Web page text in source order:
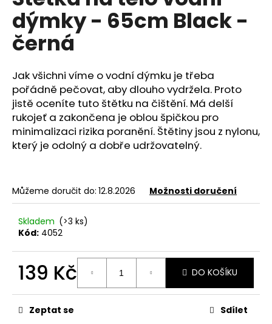
0,0
z
5
hvězdiček.
dýmky - 65cm Black -
černá
Jak všichni víme o vodní dýmku je třeba
pořádně pečovat, aby dlouho vydržela. Proto
jistě oceníte tuto štětku na čištění. Má delší
rukojeť a zakončena je oblou špičkou pro
minimalizaci rizika poranění. Štětiny jsou z nylonu,
který je odolný a dobře udržovatelný.
Můžeme doručit do: 12.8.2026 Možnosti doručení
Skladem (>3 ks)
Kód: 4052
139 Kč
cena:
DO KOŠÍKU
Zeptat se Sdílet
a
j
í
?
HLEDAT
D
o
p
o
r
u
e